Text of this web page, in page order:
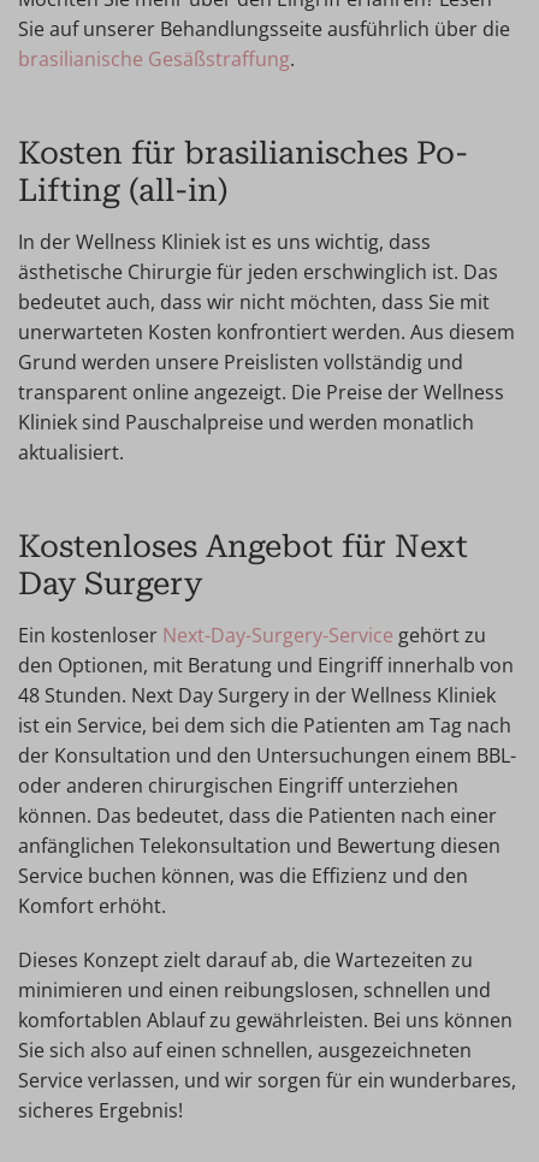
Sie auf unserer Behandlungsseite ausführlich über die
brasilianische Gesäßstraffung.
Kosten für brasilianisches Po-
Lifting (all-in)
In der Wellness Kliniek ist es uns wichtig, dass
ästhetische Chirurgie für jeden erschwinglich ist. Das
bedeutet auch, dass wir nicht möchten, dass Sie mit
unerwarteten Kosten konfrontiert werden. Aus diesem
Grund werden unsere Preislisten vollständig und
transparent online angezeigt. Die Preise der Wellness
Kliniek sind Pauschalpreise und werden monatlich
aktualisiert.
Kostenloses Angebot für Next
Day Surgery
Ein kostenloser Next-Day-Surgery-Service gehört zu
den Optionen, mit Beratung und Eingriff innerhalb von
48 Stunden. Next Day Surgery in der Wellness Kliniek
ist ein Service, bei dem sich die Patienten am Tag nach
der Konsultation und den Untersuchungen einem BBL-
oder anderen chirurgischen Eingriff unterziehen
können. Das bedeutet, dass die Patienten nach einer
anfänglichen Telekonsultation und Bewertung diesen
Service buchen können, was die Effizienz und den
Komfort erhöht.
Dieses Konzept zielt darauf ab, die Wartezeiten zu
minimieren und einen reibungslosen, schnellen und
komfortablen Ablauf zu gewährleisten. Bei uns können
Sie sich also auf einen schnellen, ausgezeichneten
Service verlassen, und wir sorgen für ein wunderbares,
sicheres Ergebnis!